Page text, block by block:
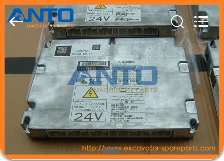
الصفحة
الرئيسية
منتجات
معلومات
عنا
Guangzhou
Machinery
Parts
Co.,Ltd..
Rights
Reserved.